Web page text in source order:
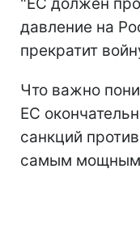
давление на
прекратит
Что важно
ЕС
санкций
самым мощным